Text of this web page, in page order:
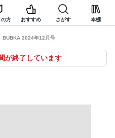
の方 おすすめ さがす 本棚
BUBKA 2024年12月号
が終了しています